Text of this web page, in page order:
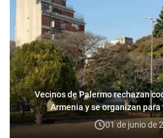
Vecinos de Palermo rechazan
Armenia y se organizan
01 de junio de